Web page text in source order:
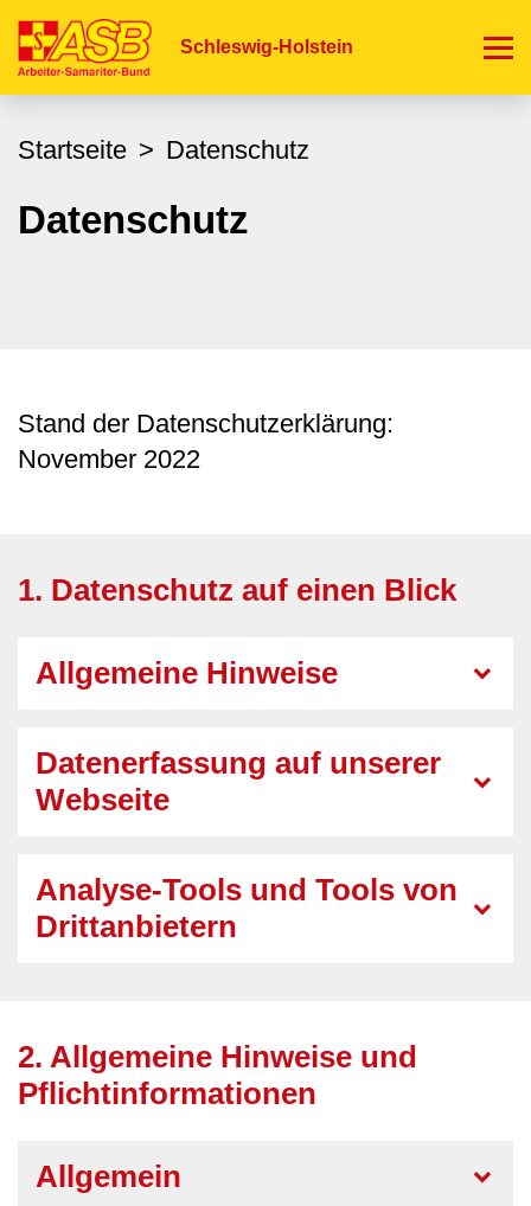
zum
Schleswig-Holstein
Startseite Datenschutz
Datenschutz
Stand der Datenschutzerklärung:
November 2022
1. Datenschutz auf einen Blick
Allgemeine Hinweise
Datenerfassung auf unserer
Webseite
Analyse-Tools und Tools von
Drittanbietern
2. Allgemeine Hinweise und
Pflichtinformationen
Allgemein